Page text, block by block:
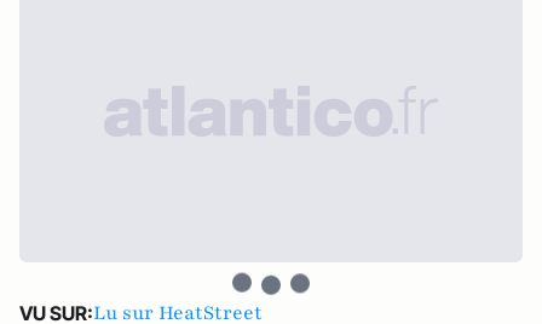
VU SUR:Lu sur HeatStreet